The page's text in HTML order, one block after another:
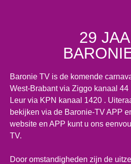
29
Baronie TV is de komende
West-Brabant via Ziggo kanaal
Leur via KPN kanaal 1420 .
bekijken via de Baronie-TV APP
website en APP kunt u ons
TV.
Door omstandigheden zijn de